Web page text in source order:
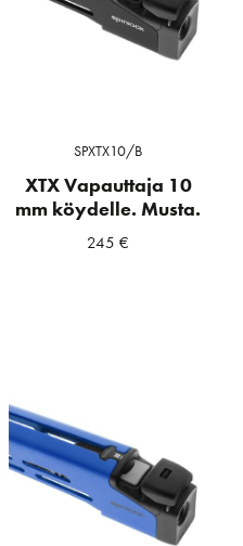
SPXTX10/B
XTX Vapauttaja 10
mm köydelle. Musta.
245€